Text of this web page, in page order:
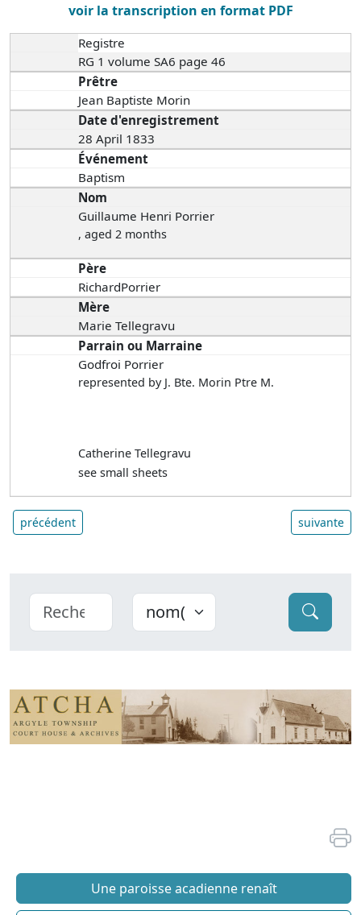
voir la transcription en format PDF
Registre
RG 1 volume SA6 page 46
Prêtre
Jean Baptiste Morin
Date d'enregistrement
28 April 1833
Événement
Baptism
Nom
Guillaume Henri Porrier
, aged 2 months
Père
RichardPorrier
Mère
Marie Tellegravu
Parrain ou Marraine
Godfroi Porrier
represented by J. Bte. Morin Ptre M.
Catherine Tellegravu
see small sheets
précédent suivante
Une paroisse acadienne renaît